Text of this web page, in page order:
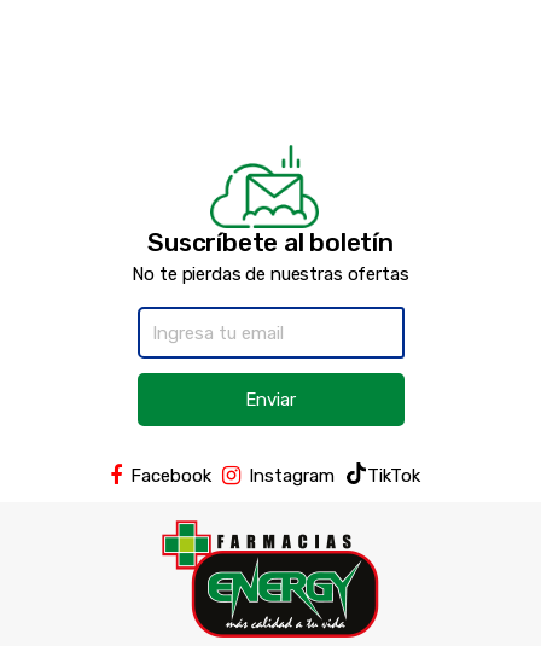
Suscríbete al boletín
No te pierdas de nuestras ofertas
Enviar
Facebook Instagram TikTok